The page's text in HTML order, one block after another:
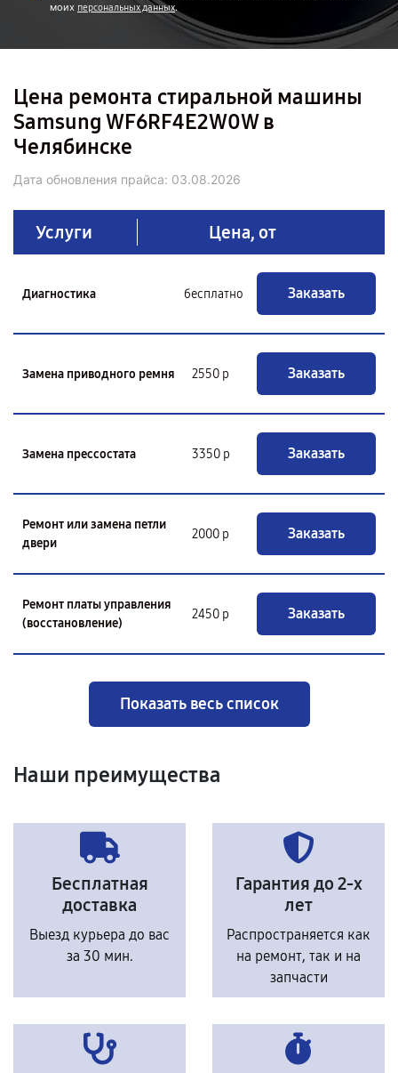
моих персональных данных.
Цена ремонта стиральной машины
Samsung WF6RF4E2W0W в
Челябинске
Дата обновления прайса: 03.08.2026
Услуги Цена, от
Диагностика бесплатно Заказать
Замена приводного ремня 2550 р Заказать
Замена прессостата 3350 р Заказать
Ремонт или замена петли
двери
2000 р Заказать
Ремонт платы управления
(восстановление)
2450 р Заказать
Показать весь список
Наши преимущества
Бесплатная
доставка
Выезд курьера до вас
за 30 мин.
Гарантия до 2-х
лет
Распространяется как
на ремонт, так и на
запчасти